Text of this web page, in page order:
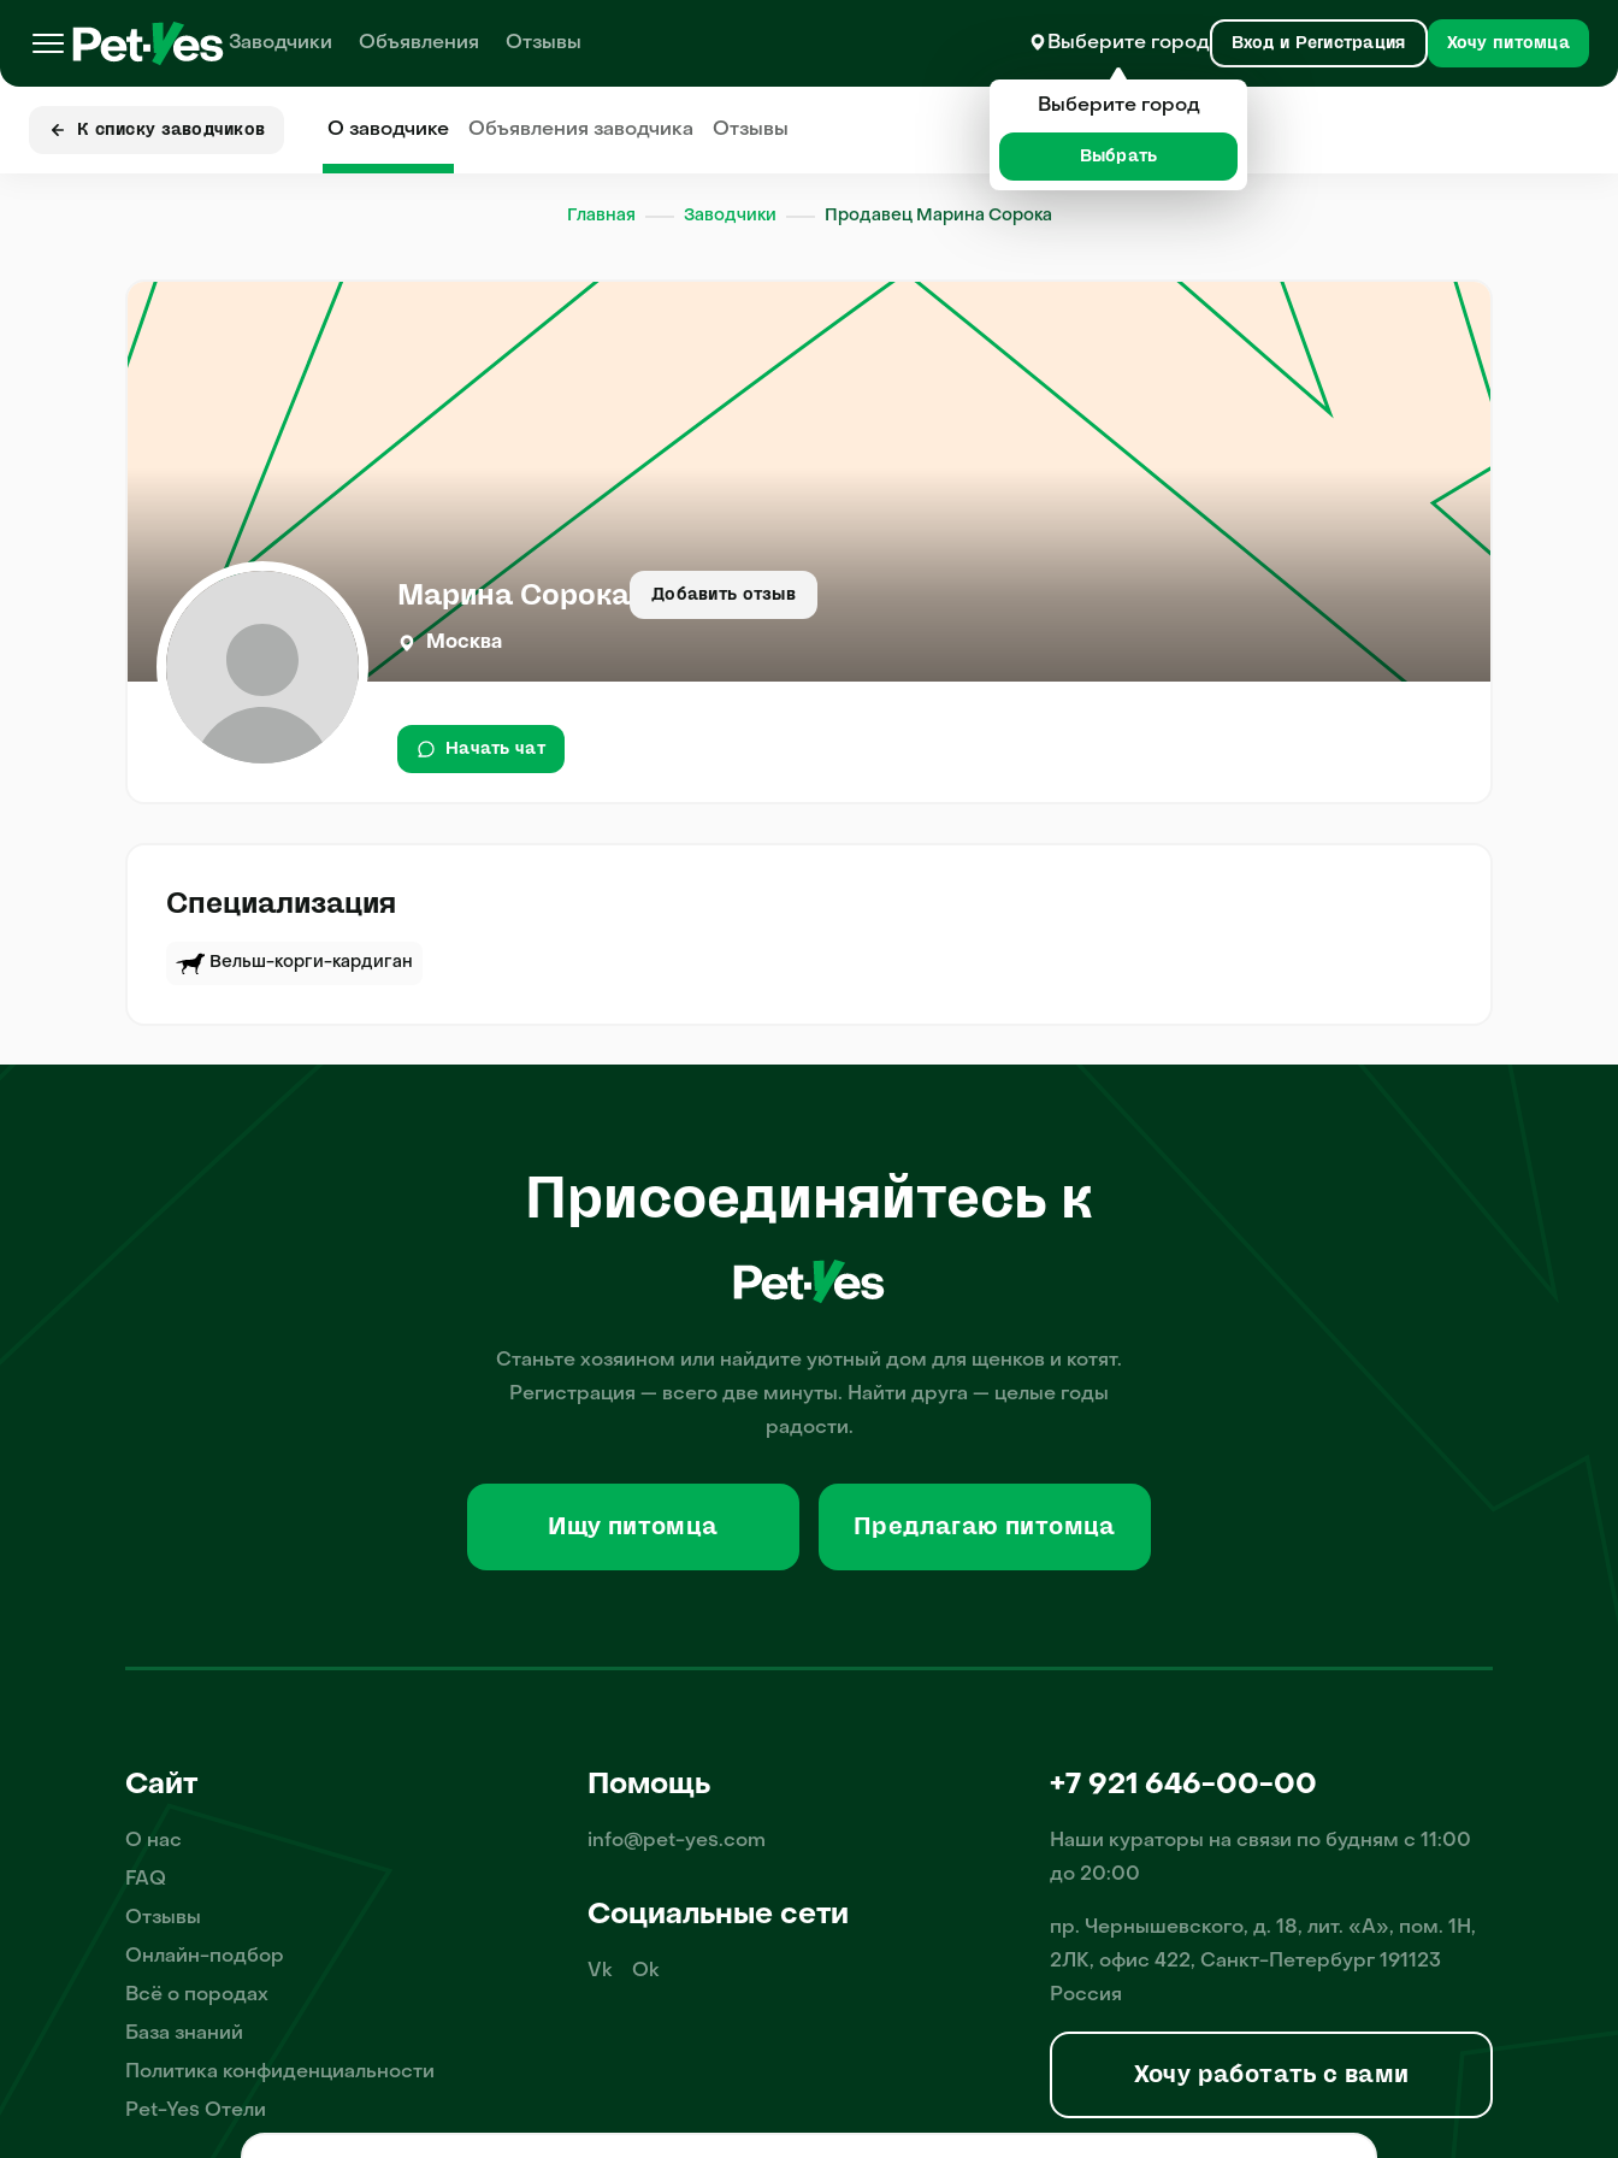
Заводчики Объявления Отзывы Выберите город Вход и Регистрация Хочу питомца
К списку заводчиков О заводчике Объявлениязаводчика Отзывы
Главная Заводчики Продавец Марина Сорока
Марина Сорока Добавить отзыв
Москва
Начать чат
Специализация
Вельш-корги-кардиган
Присоединяйтесь к
Станьте хозяином или найдите уютный дом для щенков и котят.
Регистрация — всего две минуты. Найти друга — целые годы
радости.
Ищу питомца Предлагаю питомца
Сайт
О нас
FAQ
Отзывы
Онлайн-подбор
Всё о породах
База знаний
Политика конфиденциальности
Pet-Yes Отели
Помощь
info@pet-yes.com
Социальные сети
Vk Ok
+7 921 646-00-00
Наши кураторы на связи по будням с 11:00
до 20:00
пр. Чернышевского, д. 18, лит. «А», пом. 1Н,
2ЛК, офис 422, Санкт-Петербург 191123
Россия
Хочу работать с вами
Выберите город
Выбрать